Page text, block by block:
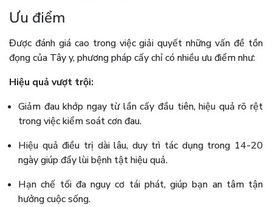
Ưu điểm
Được đánh giá cao trong việc giải quyết những vấn đề tồn
đọng của Tây y, phương pháp cấy chỉ có nhiều ưu điểm như:
Hiệu quả vượt trội:
Giảm đau khớp ngay từ lần cấy đầu tiên, hiệu quả rõ rệt
trong việc kiểm soát cơn đau.
Hiệu quả điều trị dài lâu, duy trì tác dụng trong 14-20
ngày giúp đẩy lùi bệnh tật hiệu quả.
Hạn chế tối đa nguy cơ tái phát, giúp bạn an tâm tận
hưởng cuộc sống.